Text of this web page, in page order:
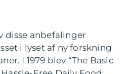
disse anbefalinger
i lyset af ny forskning
I 1979 blev “The Basic